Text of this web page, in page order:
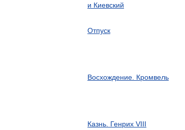
и Киевский
Отпуск
Восхождение. Кромвель
Казнь. Генрих VIII